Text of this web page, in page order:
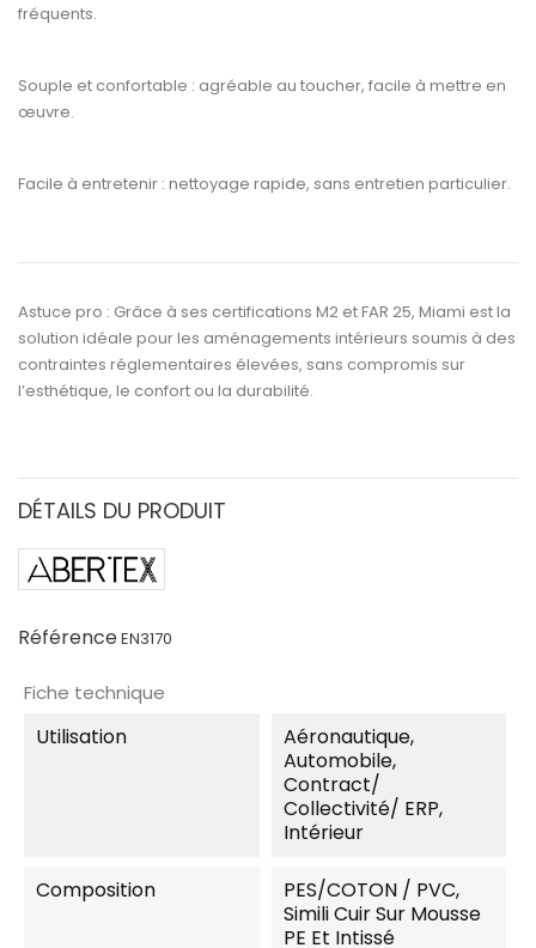
fréquents.
Souple et confortable : agréable au toucher, facile à mettre en
œuvre.
Facile à entretenir : nettoyage rapide, sans entretien particulier.
Astuce pro : Grâce à ses certifications M2 etFAR 25, Miami est la
solution idéale pour les aménagements intérieurs soumis à des
contraintes réglementaires élevées, sans compromis sur
l’esthétique, le confort ou la durabilité.
DÉTAILS DU PRODUIT
RéférenceEN3170
Fiche technique
Utilisation
Aéronautique,
Automobile,
Contract/
Collectivité/ ERP,
Intérieur
Composition
PES/COTON / PVC,
Simili Cuir Sur Mousse
PE Et Intissé